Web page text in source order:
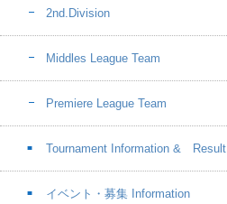
2nd.Division
Middles League Team
Premiere League Team
Tournament Information & Result
イベント・募集 Information